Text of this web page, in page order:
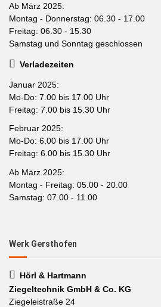
Ab März 2025:
Montag - Donnerstag: 06.30 - 17.00
Freitag: 06.30 - 15.30
Samstag und Sonntag geschlossen
Verladezeiten
Januar 2025:
Mo-Do: 7.00 bis 17.00 Uhr
Freitag: 7.00 bis 15.30 Uhr
Februar 2025:
Mo-Do: 6.00 bis 17.00 Uhr
Freitag: 6.00 bis 15.30 Uhr
Ab März 2025:
Montag - Freitag: 05.00 - 20.00
Samstag: 07.00 - 11.00
Werk Gersthofen
Hörl & Hartmann
Ziegeltechnik GmbH & Co. KG
Ziegeleistraße 24